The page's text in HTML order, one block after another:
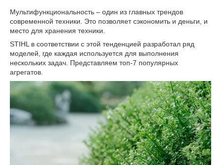
Мультифункциональность – один из главных трендов
современной техники. Это позволяет сэкономить и деньги, и
место для хранения техники.
STIHL в соответствии с этой тенденцией разработал ряд
моделей, где каждая используется для выполнения
нескольких задач. Представляем топ-7 популярных
агрегатов.